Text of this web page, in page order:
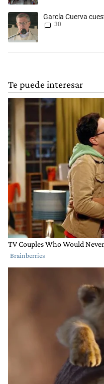
Un artículo de tendencia con
García Cuerva
30